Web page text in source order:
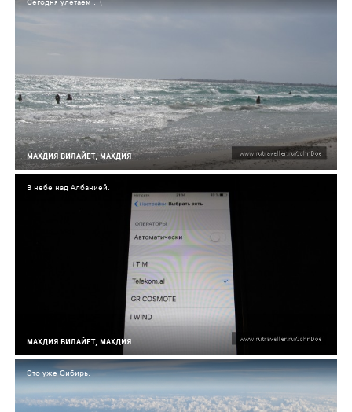
МАХДИЯ ВИЛАЙЕТ, МАХДИЯ
В небе над Албанией.
МАХДИЯ ВИЛАЙЕТ, МАХДИЯ
Это уже Сибирь.